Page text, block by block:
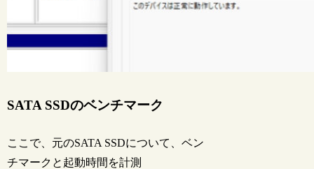
SATA SSDのベンチマーク
ここで、元のSATA SSDについて、ベン
チマークと起動時間を計測